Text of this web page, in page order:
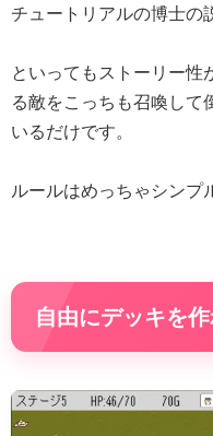
チュートリアルの博士の
といってもストーリー性
る敵をこっちも召喚して
いるだけです。
ルールはめっちゃシンプ
自由にデッキを